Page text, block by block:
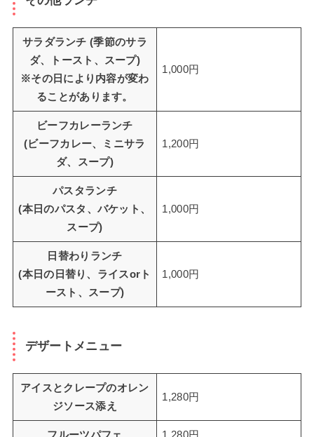
サラダランチ (季節のサラ
ダ、トースト、スープ)
※その日により内容が変わ
ることがあります。
1,000円
ビーフカレーランチ
(ビーフカレー、ミニサラ
ダ、スープ)
1,200円
パスタランチ
(本日のパスタ、バケット、
スープ)
1,000円
日替わりランチ
(本日の日替り、ライスorト
ースト、スープ)
1,000円
デザートメニュー
アイスとクレープのオレン
ジソース添え
1,280円